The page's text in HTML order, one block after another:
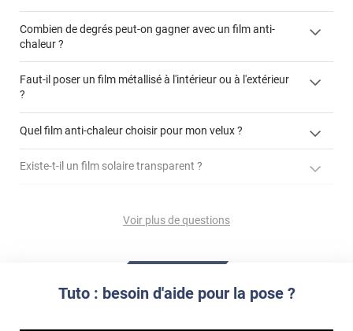
Combien de degrés peut-on gagner avec un film anti-
chaleur ?
GLASSplus-241x
Faut-il poser un film métallisé à l'intérieur ou à l'extérieur
?
Simple vitrage non-feuilleté
Quel film anti-chaleur choisir pour mon velux ?
Existe-t-il un film solaire transparent ?
GLASSplus-242x
enlever un film adhésif pour vitre
solaire effet miroir ?
Voir plus de questions
Tuto : besoin d'aide pour la pose ?